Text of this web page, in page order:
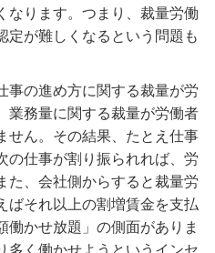
なります。つまり、裁量労働
定が難しくなるという問題も
事の進め方に関する裁量が労
業務量に関する裁量が労働者
せん。その結果、たとえ仕事
の仕事が割り振られれば、労
た、会社側からすると裁量労
ばそれ以上の割増賃金を支払
働かせ放題」の側面がありま